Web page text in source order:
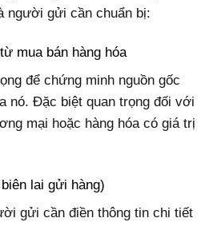
người gửi cần chuẩn bị:
mua bán hàng hóa
để chứng minh nguồn gốc
nó. Đặc biệt quan trọng đối với
mại hoặc hàng hóa có giá trị
lai gửi hàng)
gửi cần điền thông tin chi tiết